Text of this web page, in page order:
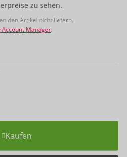
zu sehen.
den Artikel nicht liefern.
Account Manager.
Kaufen